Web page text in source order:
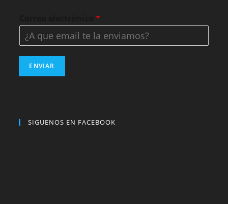
Correo electrónico*
ENVIAR
SIGUENOS EN FACEBOOK